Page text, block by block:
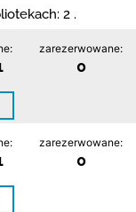
2 .
zarezerwowane:
0
zarezerwowane:
0